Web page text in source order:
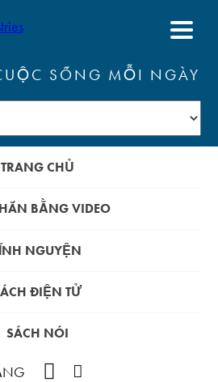
SỐNG MỖI NGÀY
TRANG CHỦ
BẰNG VIDEO
NGUYỆN
ĐIỆN TỬ
SÁCH NÓI
YouTube